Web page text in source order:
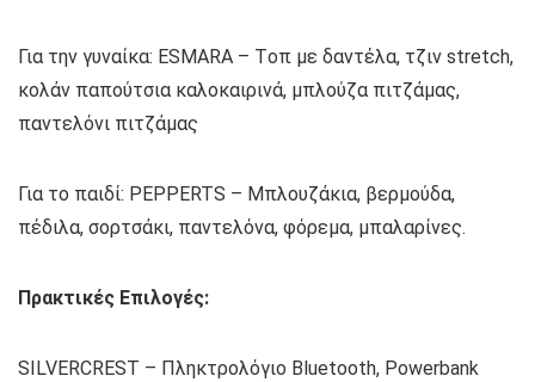
Για την γυναίκα: ESMARA – Tοπ με δαντέλα, τζιν stretch,
κολάν παπούτσια καλοκαιρινά, μπλούζα πιτζάμας,
παντελόνι πιτζάμας
Για το παιδί: PEPPERTS – Μπλουζάκια, βερμούδα,
πέδιλα, σορτσάκι, παντελόνα, φόρεμα, μπαλαρίνες.
Πρακτικές Επιλογές:
SILVERCREST – Πληκτρολόγιο Bluetooth, Powerbank